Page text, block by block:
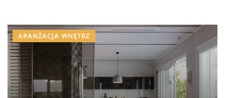
ARANŻACJA WNĘTRZ